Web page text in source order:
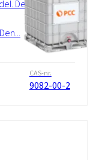
Det
CAS-nr.
9082-00-2